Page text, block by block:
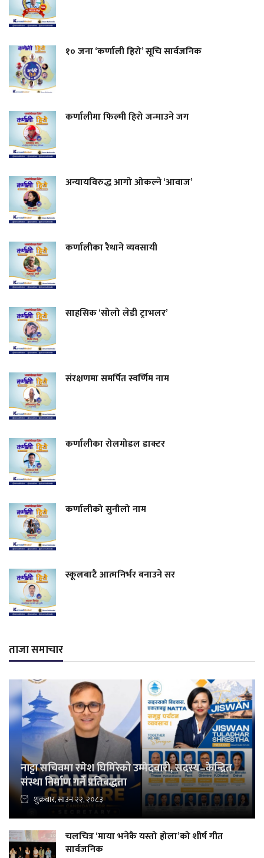
१० जना ‘कर्णाली हिरो’ सूचि सार्वजनिक
कर्णालीमा फिल्मी हिरो जन्माउने जग
अन्यायविरुद्ध आगो ओकल्ने ‘आवाज’
कर्णालीका रैथाने व्यवसायी
साहसिक ‘सोलो लेडी ट्राभलर’
संरक्षणमा समर्पित स्वर्णिम नाम
कर्णालीका रोलमोडल डाक्टर
कर्णालीको सुनौलो नाम
स्कूलबाटै आत्मनिर्भर बनाउने सर
ताजा समाचार
नाट्टा सचिवमा रमेश घिमिरेको उम्मेदवारी, सदस्य–केन्द्रित
संस्था निर्माण गर्ने प्रतिबद्धता
शुक्रबार, साउन २२, २०८३
चलचित्र ‘माया भनेकै यस्तो होला’को शीर्ष गीत
सार्वजनिक